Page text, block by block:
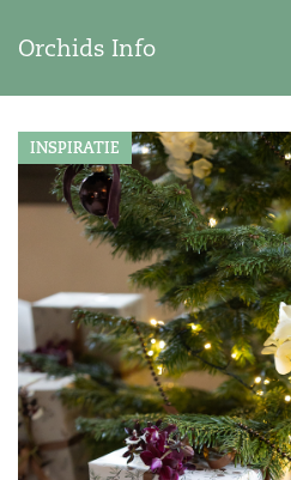
Orchids Info
INSPIRATIE